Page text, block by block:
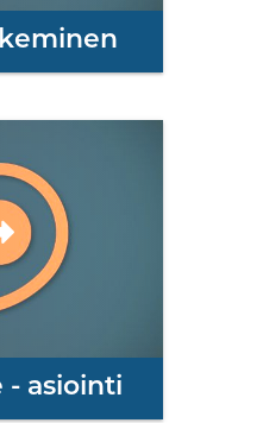
- asiointi